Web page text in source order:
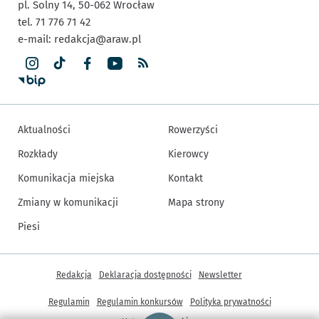
pl. Solny 14, 50-062 Wrocław
tel. 71 776 71 42
e-mail: redakcja@araw.pl
Aktualności
Rozkłady
Komunikacja miejska
Zmiany w komunikacji
Piesi
Rowerzyści
Kierowcy
Kontakt
Mapa strony
Inne informacje
Redakcja Deklaracja dostępności Newsletter
Regulamin Regulamin konkursów
Polityka prywatności